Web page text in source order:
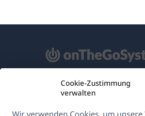
Cookie-Zustimmung
verwaltenÜber WPML